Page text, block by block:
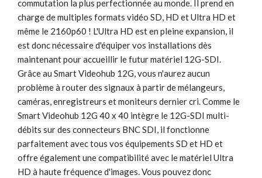
commutation la plus perfectionnée au monde. Il prend en
charge de multiples formats vidéo SD, HD et Ultra HD et
même le 2160p60 ! L'Ultra HD est en pleine expansion, il
est donc nécessaire d'équiper vos installations dès
maintenant pour accueillir le futur matériel 12G-SDI.
Grâce au Smart Videohub 12G, vous n'aurez aucun
problème à router des signaux à partir de mélangeurs,
caméras, enregistreurs et moniteurs dernier cri. Comme le
Smart Videohub 12G 40 x 40 intègre le 12G-SDI multi-
débits sur des connecteurs BNC SDI, il fonctionne
parfaitement avec tous vos équipements SD et HD et
offre également une compatibilité avec le matériel Ultra
HD à haute fréquence d'images. Vous pouvez donc